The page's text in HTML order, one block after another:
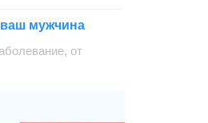
ваш мужчина
от